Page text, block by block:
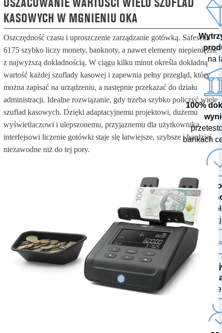
KASOWYCH W MGNIENIU OKA
Oszczędność czasu i uproszczenie zarządzanie gotówką. Safescan
6175 szybko liczy monety, banknoty, a nawet elementy niepieniężne
z najwyższą dokładnością. W ciągu kilku minut określa dokładną
wartość każdej szuflady kasowej i zapewnia pełny przegląd, który
można zapisać na urządzeniu, a następnie przekazać do działu
administracji. Idealne rozwiązanie, gdy trzeba szybko policzyć wiele
szuflad kasowych. Dzięki adaptacyjnemu projektowi, dużemu
wyświetlaczowi i ulepszonemu, przyjaznemu dla użytkownika
interfejsowi liczenie gotówki staje się łatwiejsze, szybsze i bardziej
niezawodne niż do tej pory.
na
100%
bankach
z
naszych